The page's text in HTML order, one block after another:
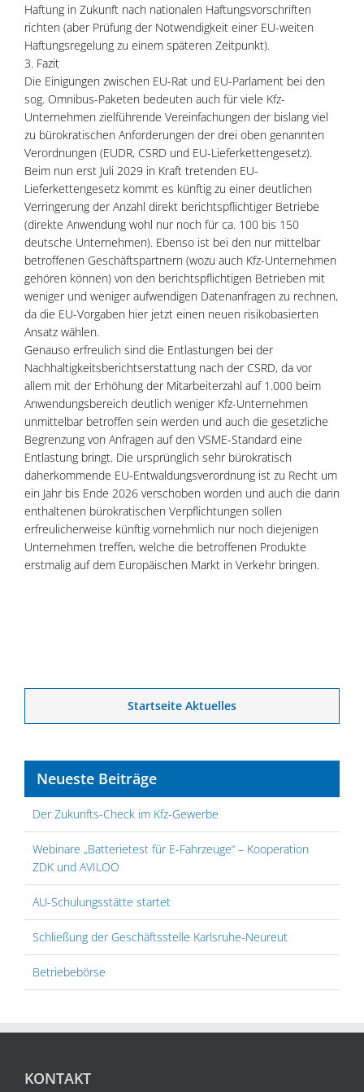
Haftung in Zukunft nach nationalen Haftungsvorschriften
richten (aber Prüfung der Notwendigkeit einer EU-weiten
Haftungsregelung zu einem späteren Zeitpunkt).
3. Fazit
Die Einigungen zwischen EU-Rat und EU-Parlament bei den
sog. Omnibus-Paketen bedeuten auch für viele Kfz-
Unternehmen zielführende Vereinfachungen der bislang viel
zu bürokratischen Anforderungen der drei oben genannten
Verordnungen (EUDR, CSRD und EU-Lieferkettengesetz).
Beim nun erst Juli 2029 in Kraft tretenden EU-
Lieferkettengesetz kommt es künftig zu einer deutlichen
Verringerung der Anzahl direkt berichtspflichtiger Betriebe
(direkte Anwendung wohl nur noch für ca. 100 bis 150
deutsche Unternehmen). Ebenso ist bei den nur mittelbar
betroffenen Geschäftspartnern (wozu auch Kfz-Unternehmen
gehören können) von den berichtspflichtigen Betrieben mit
weniger und weniger aufwendigen Datenanfragen zu rechnen,
da die EU-Vorgaben hier jetzt einen neuen risikobasierten
Ansatz wählen.
Genauso erfreulich sind die Entlastungen bei der
Nachhaltigkeitsberichtserstattung nach der CSRD, da vor
allem mit der Erhöhung der Mitarbeiterzahl auf 1.000 beim
Anwendungsbereich deutlich weniger Kfz-Unternehmen
unmittelbar betroffen sein werden und auch die gesetzliche
Begrenzung von Anfragen auf den VSME-Standard eine
Entlastung bringt. Die ursprünglich sehr bürokratisch
daherkommende EU-Entwaldungsverordnung ist zu Recht um
ein Jahr bis Ende 2026 verschoben worden und auch die darin
enthaltenen bürokratischen Verpflichtungen sollen
erfreulicherweise künftig vornehmlich nur noch diejenigen
Unternehmen treffen, welche die betroffenen Produkte
erstmalig auf dem Europäischen Markt in Verkehr bringen.
Startseite Aktuelles
Neueste Beiträge
Der Zukunfts-Check im Kfz-Gewerbe
Webinare „Batterietest für E-Fahrzeuge“ – Kooperation
ZDK und AVILOO
AU-Schulungsstätte startet
Schließung der Geschäftsstelle Karlsruhe-Neureut
Betriebebörse
KONTAKT